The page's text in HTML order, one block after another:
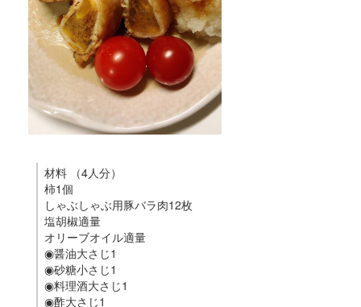
材料 （4人分）
柿1個
しゃぶしゃぶ用豚バラ肉12枚
塩胡椒適量
オリーブオイル適量
◉醤油大さじ1
◉砂糖小さじ1
◉料理酒大さじ1
◉酢大さじ1